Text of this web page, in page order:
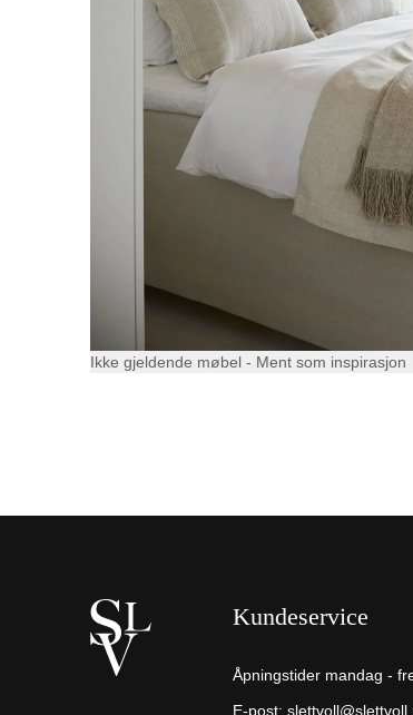
Ikke gjeldende møbel - Ment som inspirasjon
Kundeservice
Åpningstider mandag -
E-post: